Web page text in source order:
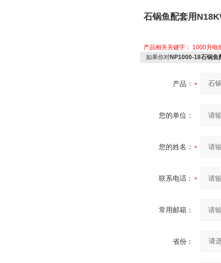
石锅鱼配套用
产品相关关键字： 1000升电
如果你对NP1000-18石锅鱼
产品：
您的单位：
您的姓名：
联系电话：
常用邮箱：
省份：